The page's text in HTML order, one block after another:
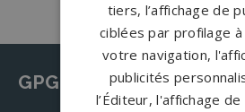
GPG Granit
tiers, l’affichage de
ciblées par profilage
votre navigation,
publicités
l’Éditeur, l'affichage